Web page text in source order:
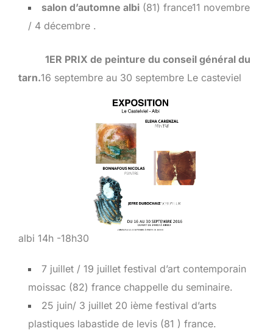
salon d’automne albi (81) france11 novembre
/ 4 décembre .
1ER PRIX de peinture du conseil général du
tarn.16 septembre au 30 septembre Le casteviel
albi 14h -18h30
7 juillet / 19 juillet festival d’art contemporain
moissac (82) france chappelle du seminaire.
25 juin/ 3 juillet 20 ième festival d’arts
plastiques labastide de levis (81 ) france.